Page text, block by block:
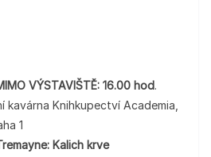
VÝSTAVIŠTĚ: 16.00 hod.
kavárna Knihkupectví Academia,
1
Kalich krve